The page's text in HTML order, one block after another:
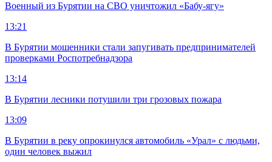
Военный из Бурятии на СВО уничтожил «Бабу-ягу»
13:21
В Бурятии мошенники стали запугивать предпринимателей
проверками Роспотребнадзора
13:14
В Бурятии лесники потушили три грозовых пожара
13:09
В Бурятии в реку опрокинулся автомобиль «Урал» с людьми,
один человек выжил